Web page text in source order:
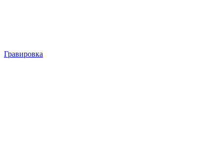
Гравировка